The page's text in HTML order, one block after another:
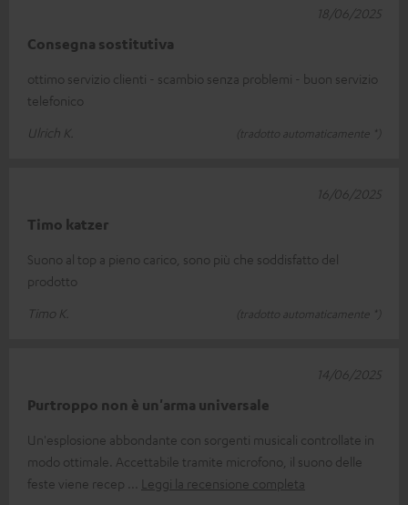
Consegna sostitutiva
ottimo servizio clienti - scambio senza problemi - buon servizio
telefonico
Ulrich K.
(tradotto automaticamente *)
18/06/2025
Timo katzer
Suono al top a pieno carico, sono più che soddisfatto del
prodotto
Timo K.
(tradotto automaticamente *)
16/06/2025
Purtroppo non è un'arma universale
Un'esplosione abbondante con sorgenti musicali controllate in
modo ottimale. Accettabile tramite microfono, il suono delle
feste viene recep
Leggi la recensione completa
14/06/2025